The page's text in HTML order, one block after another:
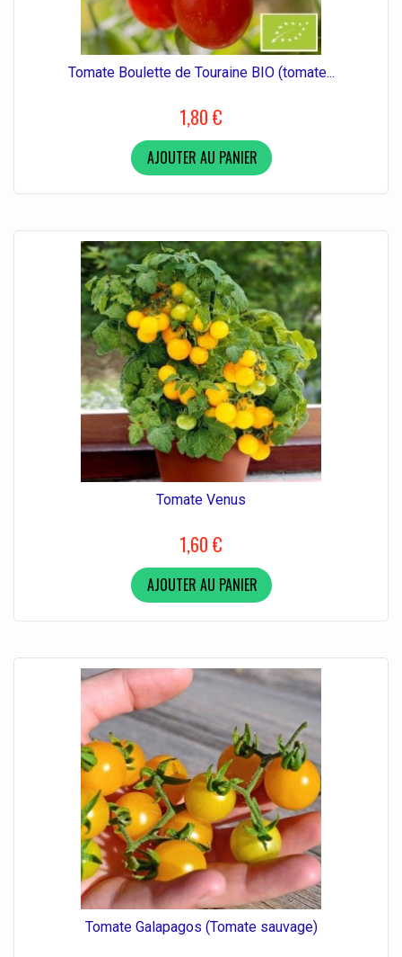
Tomate Boulette de Touraine BIO (tomate...
1,80 €
AJOUTER AU PANIER
Tomate Venus
1,60 €
AJOUTER AU PANIER
Tomate Galapagos (Tomate sauvage)